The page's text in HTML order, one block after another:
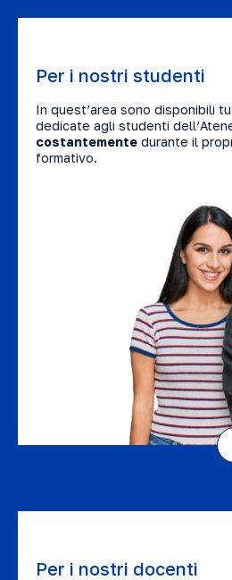
Per i nostri studenti
In quest’area sono disponibili
dedicate agli studenti
costantemente durante il
formativo.
Per i nostri docenti